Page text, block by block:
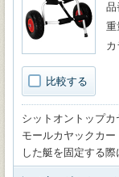
比較する
品
重
カ
シットオントップ
モールカヤックカ
した艇を固定する際